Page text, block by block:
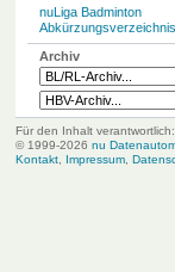
nuLiga Badminton
Abkürzungsverzeichnis
Archiv
Für den Inhalt
© 1999-2026 nu
Kontakt, Impressum,